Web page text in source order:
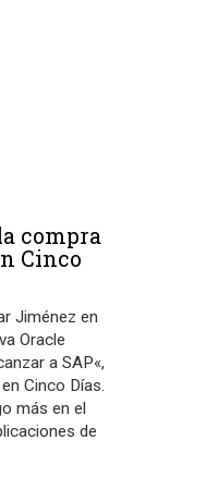
compra
Cinco
Jiménez en
Oracle
a SAP«,
Cinco Días.
más en el
de